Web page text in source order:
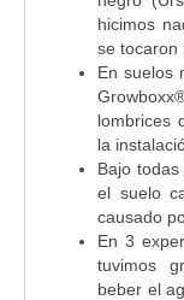
hicimos
se tocaron
En suelos
lombrices
la
Bajo
el suelo
causado
En 3
tuvimos
beber el